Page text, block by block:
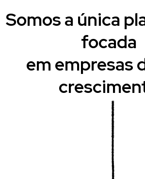
Somos a única
focada
em empresas